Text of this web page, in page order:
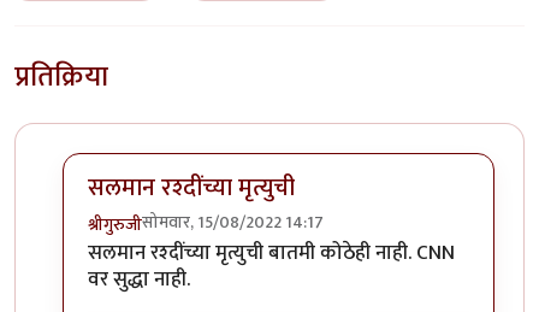
प्रतिक्रिया
सलमान रश्दींच्या मृत्युची
श्रीगुरुजीसोमवार, 15/08/2022 14:17
In reply toविश्व प्रख्यात लेखक "सलमानbyडँबिस००७
सलमान रश्दींच्या मृत्युची बातमी कोठेही नाही. CNN
वर सुद्धा नाही.